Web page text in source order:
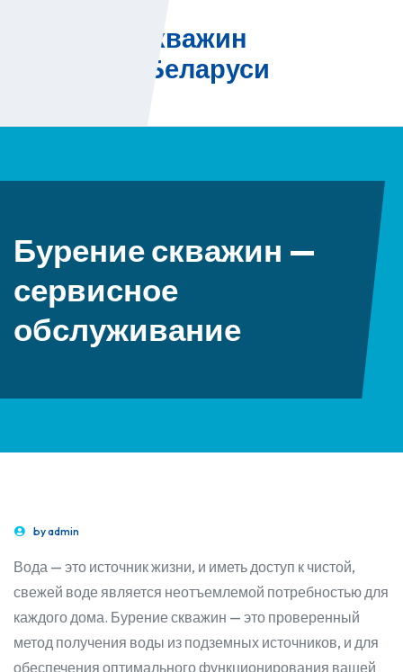
Бурение скважин
на воду в Беларуси
Бурение скважин —
сервисное
обслуживание
byadmin
Вода — это источник жизни, и иметь доступ к чистой,
свежей воде является неотъемлемой потребностью для
каждого дома. Бурение скважин — это проверенный
метод получения воды из подземных источников, и для
обеспечения оптимального функционирования вашей